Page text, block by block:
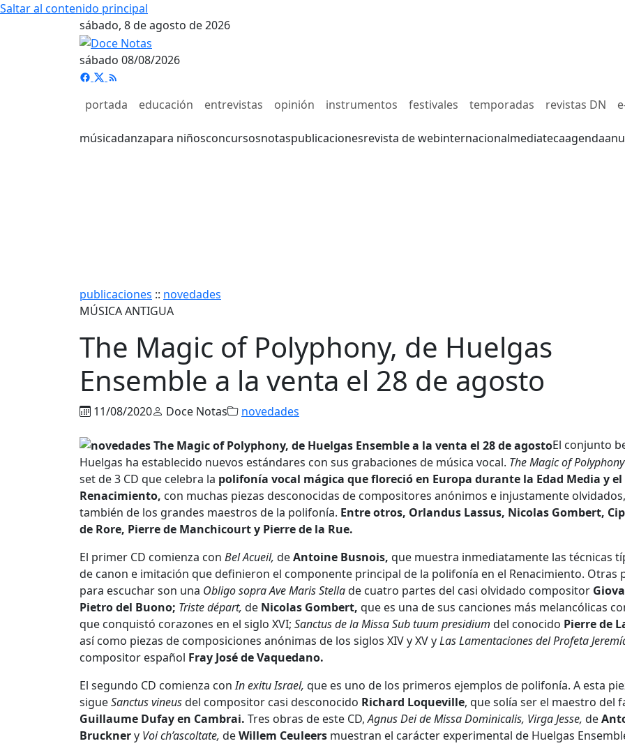
Saltar al contenido principal
sábado, 8 de agosto de 2026
sábado 08/08/2026
portada educación entrevistas opinión instrumentos festivales temporadas revistas DN
músicadanzapara niñosconcursosnotaspublicacionesrevista de webinternacionalmediatecaagenda
publicaciones :: novedades
MÚSICA ANTIGUA
The Magic of Polyphony, de Huelgas
Ensemble a la venta el 28 de agosto
11/08/2020 Doce Notas novedades
El conjunto
Huelgas ha establecido nuevos estándares con sus grabaciones de música vocal. The Magic of Polyphony
set de 3 CD que celebra la polifonía vocal mágica que floreció en Europa durante la Edad Media y el
Renacimiento, con muchas piezas desconocidas de compositores anónimos e injustamente
también de los grandes maestros de la polifonía. Entre otros, Orlandus Lassus, Nicolas Gombert,
de Rore, Pierre de Manchicourt y Pierre de la Rue.
El primer CD comienza con Bel Acueil, deAntoine Busnois, que muestra inmediatamente las técnicas
de canon e imitación que definieron el componente principal de la polifonía en el Renacimiento. Otras
para escuchar son una Obligo sopra Ave Maris Stellade cuatro partes del casi olvidado compositor
Pietro del Buono; Triste départ, de Nicolas Gombert, que es una de sus canciones más melancólicas
que conquistó corazones en el siglo XVI; Sanctus de la Missa Sub tuum presidium del conocido Pierre de
así como piezas de composiciones anónimas de los siglos XIV y XV yLas Lamentaciones del Profeta
compositor español Fray José de Vaquedano.
El segundo CD comienza conIn exitu Israel, que es uno de los primeros ejemplos de polifonía. A esta
sigueSanctus vineusdel compositor casi desconocido Richard Loqueville, que solía ser el maestro del
Guillaume Dufay en Cambrai. Tres obras de este CD,Agnus Dei de Missa Dominicalis, Virga Jesse, de
Brucknery Voi ch’ascoltate, deWillem Ceuleers muestran el carácter experimental de Huelgas